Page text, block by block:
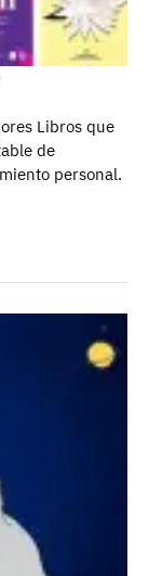
Libros que
de
personal.